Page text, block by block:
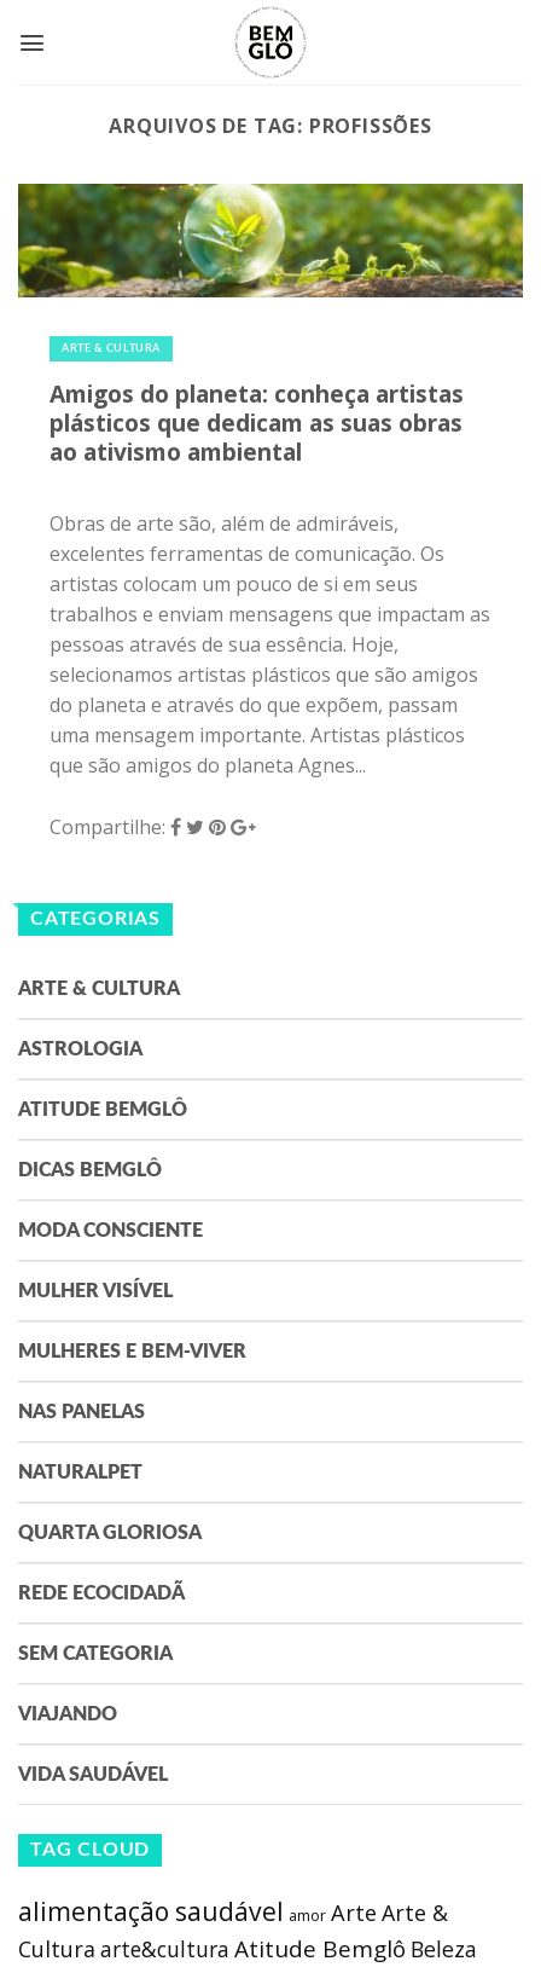
ARQUIVOS DE TAG: PROFISSÕES
ARTE & CULTURA
Amigos do planeta: conheça artistas
plásticos que dedicam as suas obras
ao ativismo ambiental
Obras de arte são, além de admiráveis,
excelentes ferramentas de comunicação. Os
artistas colocam um pouco de si em seus
trabalhos e enviam mensagens que impactam as
pessoas através de sua essência. Hoje,
selecionamos artistas plásticos que são amigos
do planeta e através do que expõem, passam
uma mensagem importante. Artistas plásticos
que são amigos do planeta Agnes...
Compartilhe:
CATEGORIAS
ARTE & CULTURA
ASTROLOGIA
ATITUDE BEMGLÔ
DICAS BEMGLÔ
MODA CONSCIENTE
MULHER VISÍVEL
MULHERES E BEM-VIVER
NAS PANELAS
NATURALPET
QUARTA GLORIOSA
REDE ECOCIDADÃ
SEM CATEGORIA
VIAJANDO
VIDA SAUDÁVEL
TAG CLOUD
alimentação saudável amor Arte Arte &
Cultura arte&cultura Atitude Bemglô Beleza